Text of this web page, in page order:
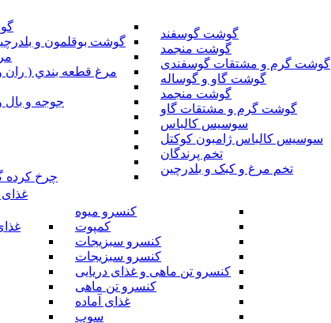
گوشت گوسفند
گوشت منجمد
گوشت گرم و مشتقات گوسفندی
گوشت گاو و گوساله
گوشت منجمد
گوشت گرم و مشتقات گاو
سوسیس کالباس
سوسیس کالباس ژامبون کوکتل
تخم پرندگان
تخم مرغ و کبک و بلدرچین
گوشت بوقلمون و
مرغ قطعه بندي ( ران
جوجه و بال
چرخ کرده
غذای
کنسرو میوه
کمپوت
کنسرو سبزیجات
کنسرو سبزیجات
کنسرو تن ماهی و غذای دریایی
کنسرو تن ماهی
غذای آماده
سوپ